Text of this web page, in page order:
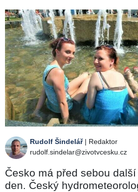
Rudolf Šindelář| Redaktor
rudolf.sindelar@zivotvcesku.cz
Česko má před sebou
den. Český